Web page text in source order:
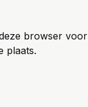
browser voor
plaats.